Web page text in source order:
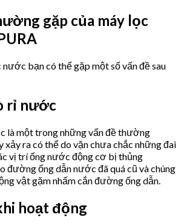
gặp của máy lọc
nước bạn có thể gặp một số vấn đề sau
rỉ nước
là một trong những vấn đề thường
ra có thể do vặn chưa chắc những đai
vị trí ống nước động cơ bị thủng
đường ống dẫn nước đã quá cũ và chúng
vật gặm nhấm cắn đường ống dẫn.
hoạt động